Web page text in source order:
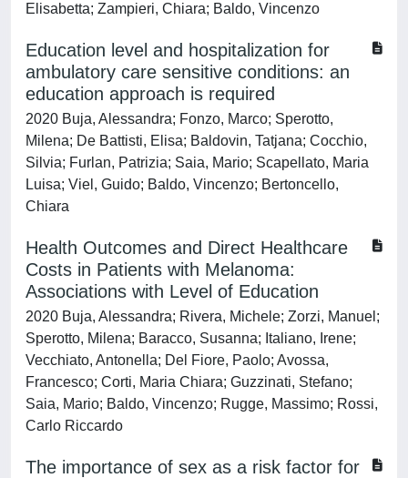
Elisabetta; Zampieri, Chiara; Baldo, Vincenzo
Education level and hospitalization for
ambulatory care sensitive conditions: an
education approach is required
2020 Buja, Alessandra; Fonzo, Marco; Sperotto,
Milena; De Battisti, Elisa; Baldovin, Tatjana; Cocchio,
Silvia; Furlan, Patrizia; Saia, Mario; Scapellato, Maria
Luisa; Viel, Guido; Baldo, Vincenzo; Bertoncello,
Chiara
Health Outcomes and Direct Healthcare
Costs in Patients with Melanoma:
Associations with Level of Education
2020 Buja, Alessandra; Rivera, Michele; Zorzi, Manuel;
Sperotto, Milena; Baracco, Susanna; Italiano, Irene;
Vecchiato, Antonella; Del Fiore, Paolo; Avossa,
Francesco; Corti, Maria Chiara; Guzzinati, Stefano;
Saia, Mario; Baldo, Vincenzo; Rugge, Massimo; Rossi,
Carlo Riccardo
The importance of sex as a risk factor for